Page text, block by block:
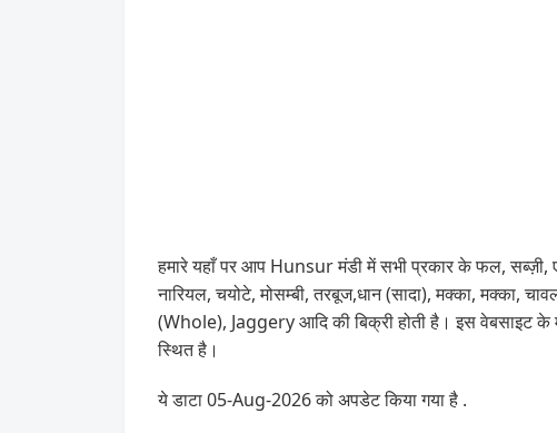
हमारे यहाँ पर आप Hunsur मंडी में सभी प्रकार के फल, सब्ज़ी,
नारियल, चयोटे, मोसम्बी, तरबूज,धान (सादा), मक्का, मक्का,
(Whole), Jaggery आदि की बिक्री होती है। इस
स्थित है।
ये डाटा 05-Aug-2026 को अपडेट किया गया है .